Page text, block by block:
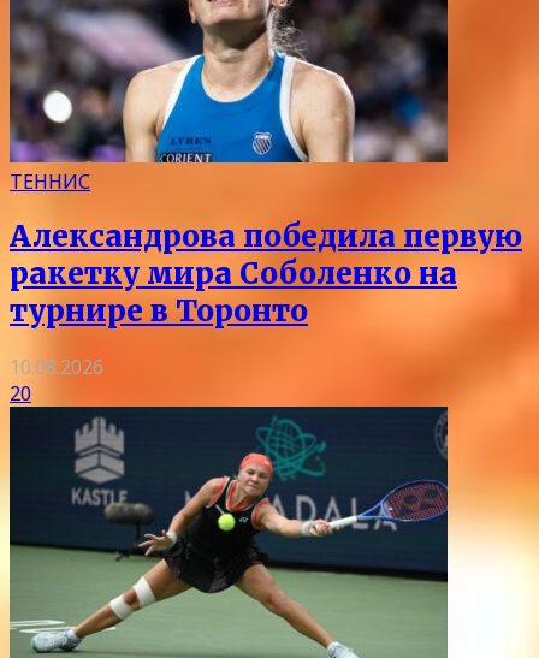
ТЕННИС
Александрова победила первую
ракетку мира Соболенко на
турнире в Торонто
10.08.2026
20